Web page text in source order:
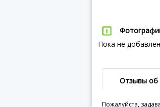
Пока не
Отзывы об
Пожалуйста,